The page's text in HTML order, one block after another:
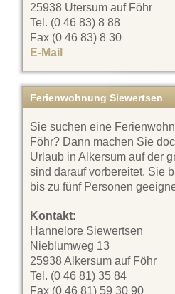
25938 Utersum auf Föhr
Tel. (0 46 83) 8 88
Fax (0 46 83) 8 30
E-Mail
Ferienwohnung Siewertsen
Sie suchen eine
Föhr? Dann machen Sie
Urlaub in Alkersum auf der
sind darauf vorbereitet. Sie
bis zu fünf Personen
Kontakt:
Hannelore Siewertsen
Nieblumweg 13
25938 Alkersum auf Föhr
Tel. (0 46 81) 35 84
Fax (0 46 81) 59 30 90